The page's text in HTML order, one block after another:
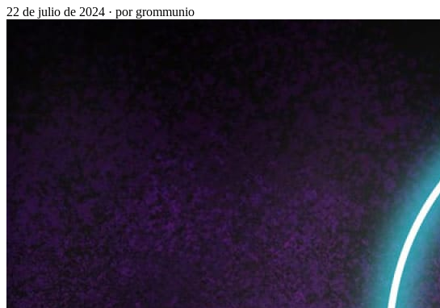
22 de julio de 2024 · por grommunio